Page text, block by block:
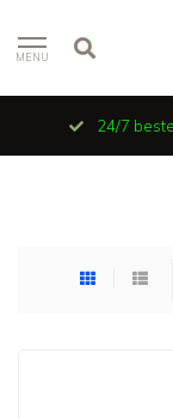
MENU
24/7